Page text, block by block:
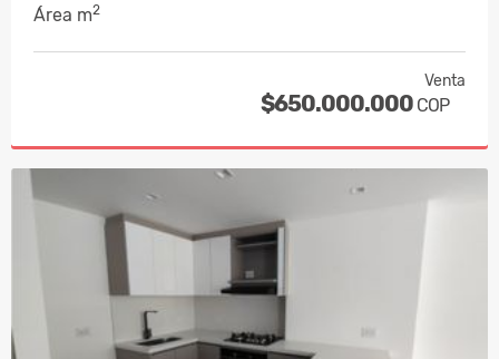
Área m2
Venta
$650.000.000 COP